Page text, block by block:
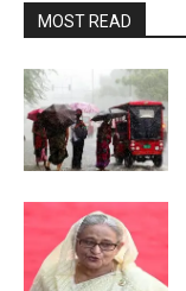
MOST READ